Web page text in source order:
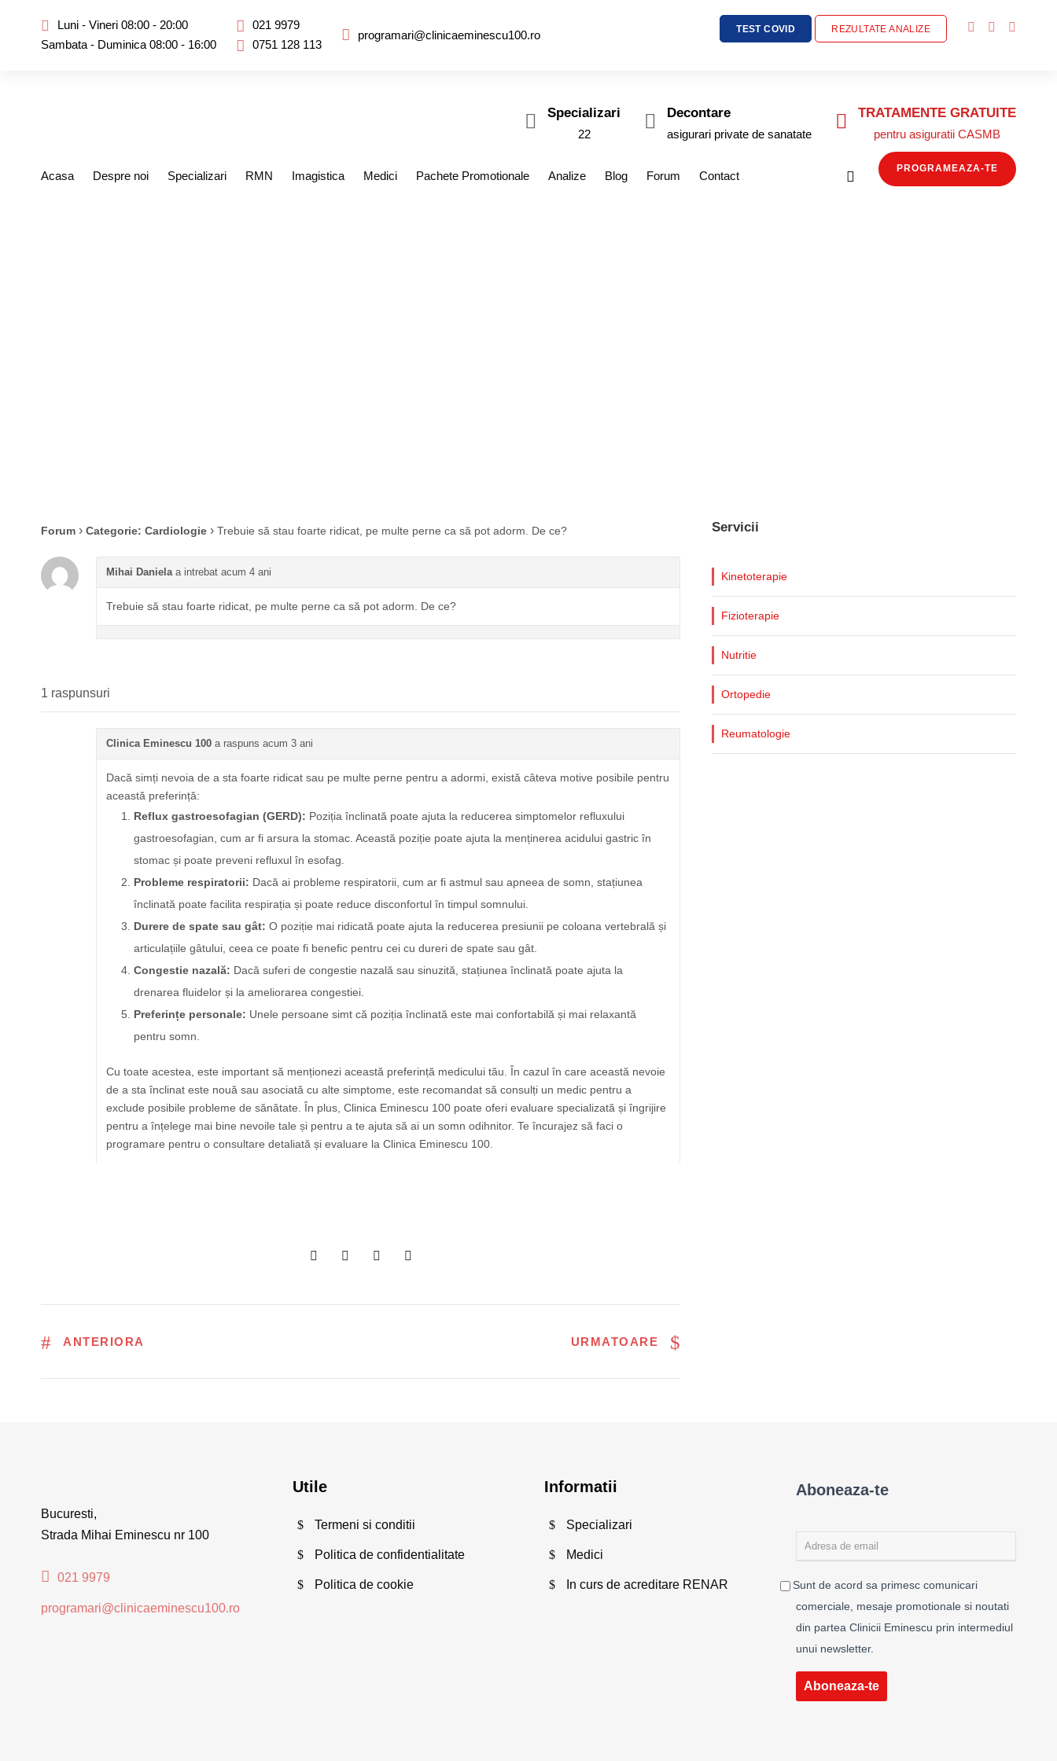
Luni - Vineri 08:00 - 20:00
Sambata - Duminica 08:00 - 16:00
021 9979
0751 128 113
programari@clinicaeminescu100.ro TEST COVID REZULTATE ANALIZE
Specializari
22
Decontare
asigurari private de sanatate
TRATAMENTE GRATUITE
pentru asiguratii CASMB
Acasa Despre noi Specializari RMN Imagistica Medici Pachete Promotionale Analize Blog Forum Contact
PROGRAMEAZA-TE
Forum › Categorie: Cardiologie › Trebuie să stau foarte ridicat, pe multe perne ca să pot adorm. De ce?
Mihai Danielaa intrebat acum 4 ani
Trebuie să stau foarte ridicat, pe multe perne ca să pot adorm. De ce?
1 raspunsuri
Clinica Eminescu 100 a raspuns acum 3 ani
Dacă simți nevoia de a sta foarte ridicat sau pe multe perne pentru a adormi, există câteva motive posibile pentru
această preferință:
Reflux gastroesofagian (GERD): Poziția înclinată poate ajuta la reducerea simptomelor refluxului
gastroesofagian, cum ar fi arsura la stomac. Această poziție poate ajuta la menținerea acidului gastric în
stomac și poate preveni refluxul în esofag.
Probleme respiratorii: Dacă ai probleme respiratorii, cum ar fi astmul sau apneea de somn, stațiunea
înclinată poate facilita respirația și poate reduce disconfortul în timpul somnului.
Durere de spate sau gât: O poziție mai ridicată poate ajuta la reducerea presiunii pe coloana vertebrală și
articulațiile gâtului, ceea ce poate fi benefic pentru cei cu dureri de spate sau gât.
Congestie nazală: Dacă suferi de congestie nazală sau sinuzită, stațiunea înclinată poate ajuta la
drenarea fluidelor și la ameliorarea congestiei.
Preferințe personale: Unele persoane simt că poziția înclinată este mai confortabilă și mai relaxantă
pentru somn.
Cu toate acestea, este important să menționezi această preferință medicului tău. În cazul în care această nevoie
de a sta înclinat este nouă sau asociată cu alte simptome, este recomandat să consulți un medic pentru a
exclude posibile probleme de sănătate. În plus, Clinica Eminescu 100 poate oferi evaluare specializată și îngrijire
pentru a înțelege mai bine nevoile tale și pentru a te ajuta să ai un somn odihnitor. Te încurajez să faci o
programare pentru o consultare detaliată și evaluare la Clinica Eminescu 100.
ANTERIORA URMATOARE
Servicii
Kinetoterapie
Fizioterapie
Nutritie
Ortopedie
Reumatologie
Bucuresti,
Strada Mihai Eminescu nr 100
021 9979
programari@clinicaeminescu100.ro
Utile
Termeni si conditii
Politica de confidentialitate
Politica de cookie
Informatii
Specializari
Medici
In curs de acreditare RENAR
Aboneaza-te
Sunt de acord sa primesc comunicari
comerciale, mesaje promotionale si noutati
din partea Clinicii Eminescu prin intermediul
unui newsletter.
Aboneaza-te